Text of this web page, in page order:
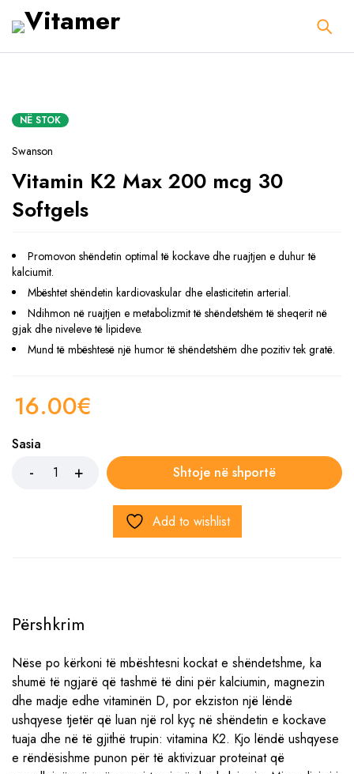
NË STOK
Swanson
Vitamin K2 Max 200 mcg 30
Softgels
Promovon shëndetin optimal të kockave dhe ruajtjen e duhur të
kalciumit.
Mbështet shëndetin kardiovaskular dhe elasticitetin arterial.
Ndihmon në ruajtjen e metabolizmit të shëndetshëm të sheqerit në
gjak dhe niveleve të lipideve.
Mund të mbështesë një humor të shëndetshëm dhe pozitiv tek gratë.
16.00€
Sasia
Shtoje në shportë
Add to wishlist
Përshkrim
Nëse po kërkoni të mbështesni kockat e shëndetshme, ka
shumë të ngjarë që tashmë të dini për kalciumin, magnezin
dhe madje edhe vitaminën D, por ekziston një lëndë
ushqyese tjetër që luan një rol kyç në shëndetin e kockave
tuaja dhe në të gjithë trupin: vitamina K2. Kjo lëndë ushqyese
e rëndësishme punon për të aktivizuar proteinat që